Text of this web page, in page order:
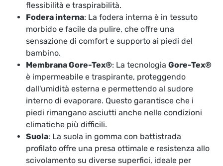
flessibilità e traspirabilità.
Fodera interna: La fodera interna è in tessuto
morbido e facile da pulire, che offre una
sensazione di comfort e supporto ai piedi del
bambino.
Membrana Gore-Tex®: La tecnologia Gore-Tex®
è impermeabile e traspirante, proteggendo
dall'umidità esterna e permettendo al sudore
interno di evaporare. Questo garantisce che i
piedi rimangano asciutti anche nelle condizioni
climatiche più difficili.
Suola: La suola in gomma con battistrada
profilato offre una presa ottimale e resistenza allo
scivolamento su diverse superfici, ideale per